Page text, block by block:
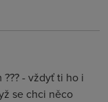
- vždyť ti ho i
se chci něco